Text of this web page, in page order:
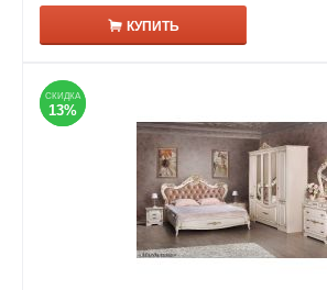
КУПИТЬ
СКИДКА
13%
СКИДКА
13%